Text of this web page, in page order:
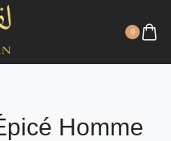
0
Homme